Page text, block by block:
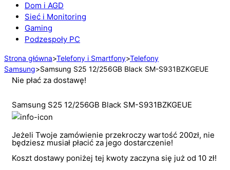
Dom i AGD
Sieć i Monitoring
Gaming
Podzespoły PC
Strona główna>Telefony i Smartfony>Telefony
Samsung>Samsung S25 12/256GB Black SM-S931BZKGEUE
Nie płać za dostawę!
Samsung S25 12/256GB Black SM-S931BZKGEUE
Jeżeli Twoje zamówienie przekroczy wartość 200zł, nie
będziesz musiał płacić za jego dostarczenie!
Koszt dostawy poniżej tej kwoty zaczyna się już od 10 zł!